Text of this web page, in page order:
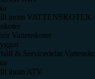
inom VATTENSKOTER
Vattenskoter
& Servicedelar
inom ATV